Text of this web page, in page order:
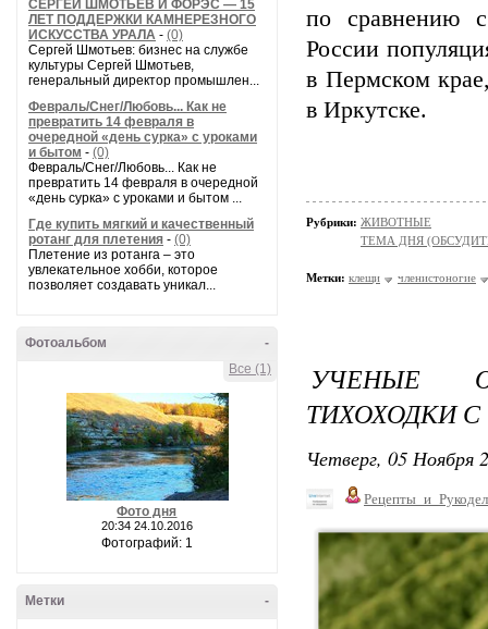
СЕРГЕЙ ШМОТЬЕВ И ФОРЭС — 15
ЛЕТ ПОДДЕРЖКИ КАМНЕРЕЗНОГО
ИСКУССТВА УРАЛА - (0)
Сергей Шмотьев: бизнес на службе
культуры Сергей Шмотьев,
генеральный директор промышлен...
Февраль/Снег/Любовь... Как не
превратить 14 февраля в
очередной «день сурка» с уроками
и бытом - (0)
Февраль/Снег/Любовь... Как не
превратить 14 февраля в очередной
«день сурка» с уроками и бытом ...
Где купить мягкий и качественный
ротанг для плетения - (0)
Плетение из ротанга – это
увлекательное хобби, которое
позволяет создавать уникал...
-
Фотоальбом
Все (1)
Фото дня
20:34 24.10.2016
Фотографий: 1
-
Метки
по сравнению
России
в Пермском
в Иркутске.
Рубрики: ЖИВОТНЫЕ
ТЕМА ДНЯ
Метки: клещи членистоногие
УЧЕНЫЕ
ТИХОХОДКИ
Четверг, 05 Ноября